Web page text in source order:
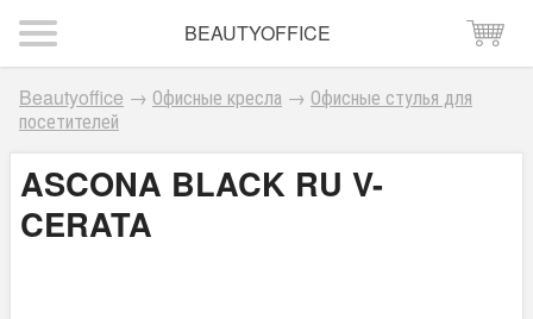
BEAUTYOFFICE
Beautyoffice → Офисные кресла → Офисные стулья для
посетителей
ASCONA BLACK RU V-
CERATA